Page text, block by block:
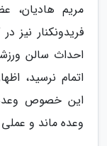
مریم هادیان،
فریدونکنار نیز
اتمام نرسید،
این خصوص وعده
وعده ماند و